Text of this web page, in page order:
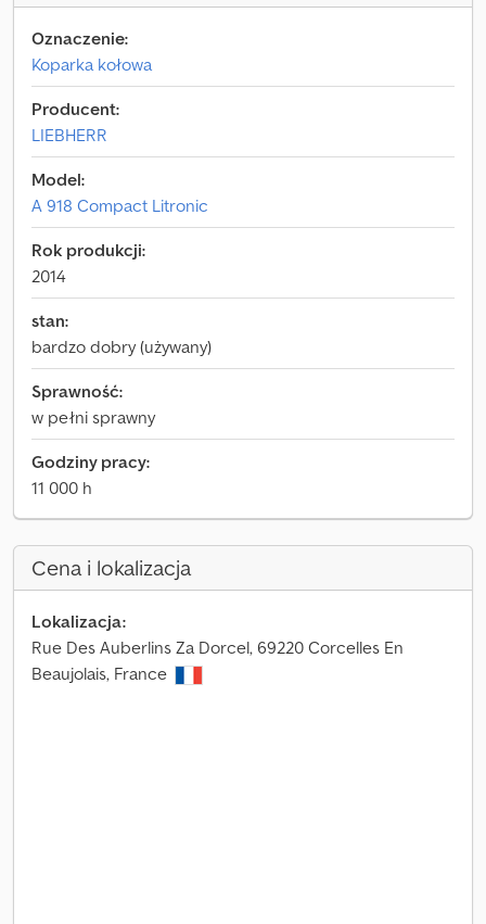
Oznaczenie:
Koparka kołowa
Producent:
LIEBHERR
Model:
A 918 Compact Litronic
Rok produkcji:
2014
stan:
bardzo dobry (używany)
Sprawność:
w pełni sprawny
Godziny pracy:
11 000 h
Cena i lokalizacja
Lokalizacja:
Rue Des Auberlins Za Dorcel, 69220 Corcelles En
Beaujolais, France